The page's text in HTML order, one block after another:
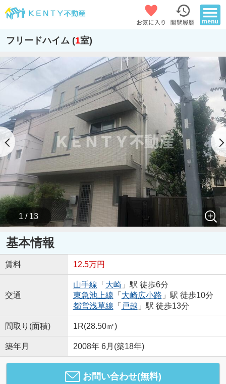
フリードハイム (1室)
1 / 13
基本情報
賃料 12.5万円
交通
山手線 「 大崎」駅 徒歩6分
東急池上線 「 大崎広小路 」駅 徒歩10分
都営浅草線 「 戸越 」駅 徒歩13分
間取り(面積) 1R(28.50㎡)
築年月 2008年 6月(築18年)
お問い合わせ(無料)